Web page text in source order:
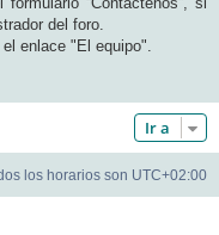
del foro.
enlace "El equipo".
Ir a
los horarios son UTC+02:00